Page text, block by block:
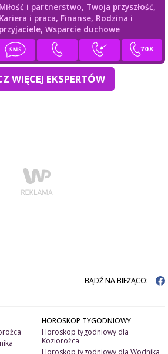
Miłość i partnerstwo, Twoja przyszłość,
Kariera i praca, Finanse, Rodzina i
przyjaciele, Wsparcie duchowe
WIĘCEJ EKSPERTÓW
BĄDŹ NA BIEŻĄCO:
HOROSKOP TYGODNIOWY
Horoskop tygodniowy dla
Koziorożca
Horoskop tygodniowy dla Wodnika